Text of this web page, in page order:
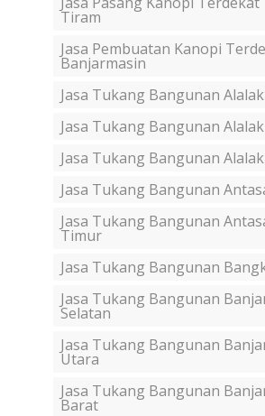
Tiram
Jasa Pembuatan Kanopi
Banjarmasin
Jasa Tukang Bangunan
Jasa Tukang Bangunan
Jasa Tukang Bangunan
Jasa Tukang Bangunan
Jasa Tukang Bangunan
Timur
Jasa Tukang Bangunan
Jasa Tukang Bangunan
Selatan
Jasa Tukang Bangunan
Utara
Jasa Tukang Bangunan
Barat